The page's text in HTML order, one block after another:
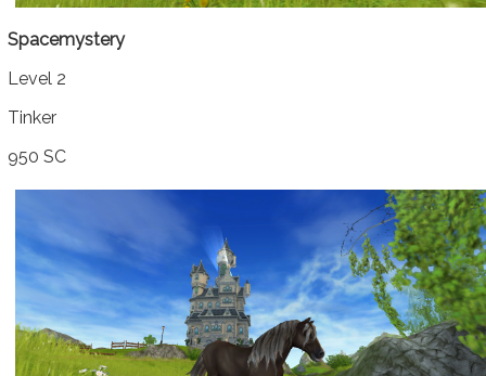
Spacemystery
Level 2
Tinker
950 SC